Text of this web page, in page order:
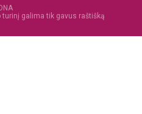
galima tik gavus raštišką